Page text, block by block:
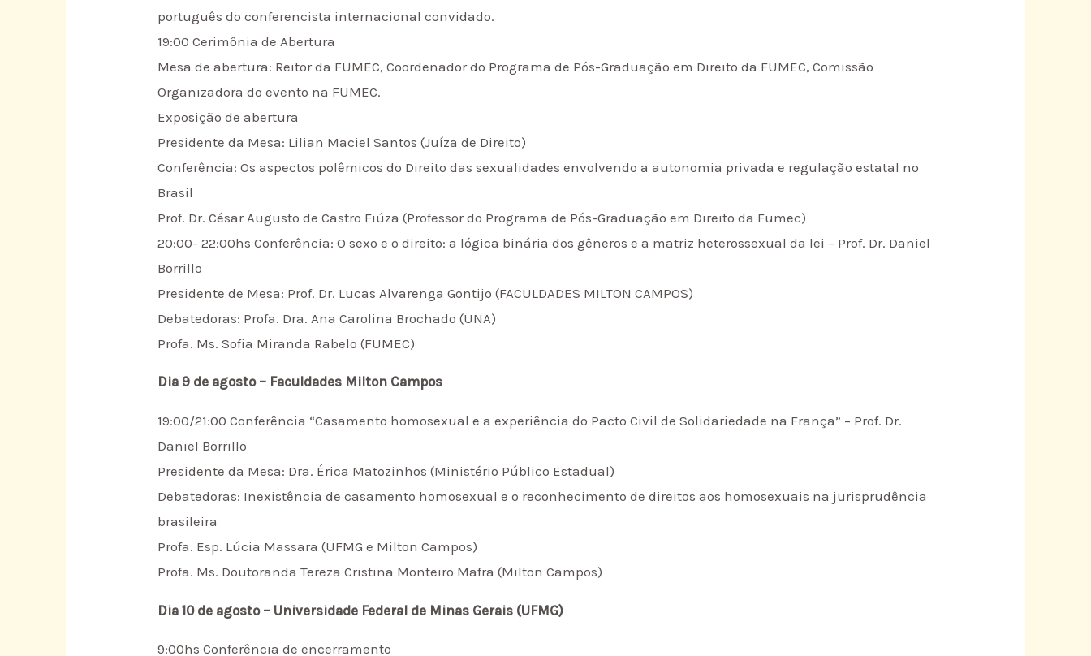
português do conferencista internacional convidado.
19:00 Cerimônia de Abertura
Mesa de abertura: Reitor da FUMEC, Coordenador do Programa de Pós-Graduação em Direito da FUMEC, Comissão
Organizadora do evento na FUMEC.
Exposição de abertura
Presidente da Mesa: Lilian Maciel Santos (Juíza de Direito)
Conferência: Os aspectos polêmicos do Direito das sexualidades envolvendo a autonomia privada e regulação estatal no
Brasil
Prof. Dr. César Augusto de Castro Fiúza (Professor do Programa de Pós-Graduação em Direito da Fumec)
20:00- 22:00hs Conferência: O sexo e o direito: a lógica binária dos gêneros e a matriz heterossexual da lei – Prof. Dr. Daniel
Borrillo
Presidente de Mesa: Prof. Dr. Lucas Alvarenga Gontijo (FACULDADES MILTON CAMPOS)
Debatedoras: Profa. Dra. Ana Carolina Brochado (UNA)
Profa. Ms. Sofia Miranda Rabelo (FUMEC)
Dia 9 de agosto – Faculdades Milton Campos
19:00/21:00 Conferência “Casamento homosexual e a experiência do Pacto Civil de Solidariedade na França” – Prof. Dr.
Daniel Borrillo
Presidente da Mesa: Dra. Érica Matozinhos (Ministério Público Estadual)
Debatedoras: Inexistência de casamento homosexual e o reconhecimento de direitos aos homosexuais na jurisprudência
brasileira
Profa. Esp. Lúcia Massara (UFMG e Milton Campos)
Profa. Ms. Doutoranda Tereza Cristina Monteiro Mafra (Milton Campos)
Dia 10 de agosto – Universidade Federal de Minas Gerais (UFMG)
9:00hs Conferência de encerramento